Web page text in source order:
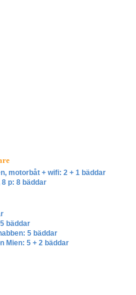
motorbåt + wifi: 2 + 1 bäddar
p: 8 bäddar
bäddar
5 bäddar
Mien: 5 + 2 bäddar